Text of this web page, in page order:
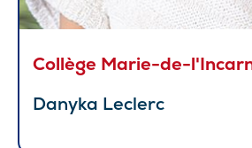
Collège Marie-de-
Danyka Leclerc